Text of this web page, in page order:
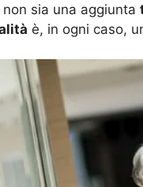
sia una aggiunta
è, in ogni caso,